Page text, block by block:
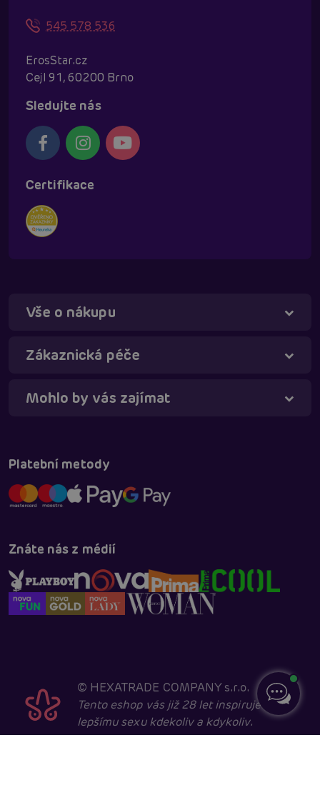
545 578 536
ErosStar.cz
Cejl 91, 60200 Brno
Sledujte nás
Certifikace
Vše o nákupu
Zákaznická péče
Mohlo by vás zajímat
Platební metody
Znáte nás z médií
© HEXATRADE COMPANY s.r.o.
Tento eshop vás již 28 let inspiruje k
lepšímu sexu kdekoliv a kdykoliv.
Táňa - virtuální asistentka